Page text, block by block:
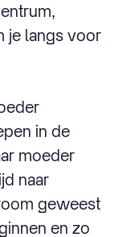
je langs voor
in de
moeder
naar
geweest
en zo